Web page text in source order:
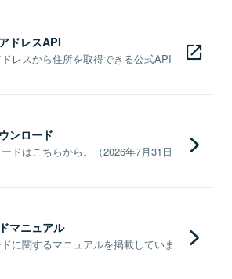
ドレスAPI
レスから住所を取得できる公式API
ンロード
ドはこちらから。（2026年7月31日
マニュアル
に関するマニュアルを掲載していま